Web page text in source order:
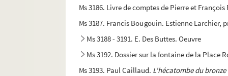
Ms 3186. Livre de comptes de Pierre et
Ms 3187. Francis Bougouin. Estienne
Ms 3188 - 3191. E. Des Buttes. Oeuvre
Ms 3192. Dossier sur la fontaine de la Place
Ms 3193. Paul Caillaud. L'hécatombe du